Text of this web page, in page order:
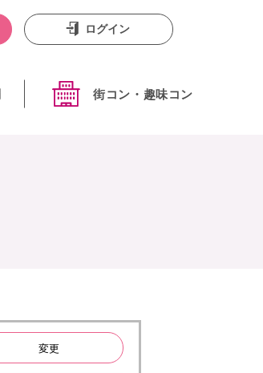
街コン・趣味コン
ログイン
変更